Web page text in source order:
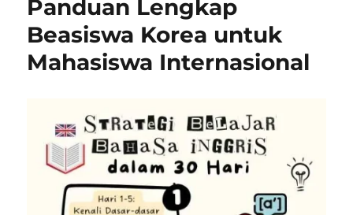
Panduan Lengkap
Beasiswa Korea untuk
Mahasiswa Internasional